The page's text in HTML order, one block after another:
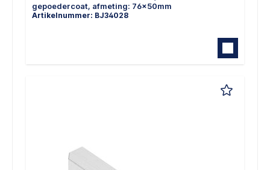
gepoedercoat, afmeting: 76x50mm
Artikelnummer: BJ34028